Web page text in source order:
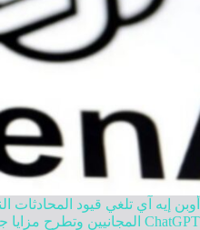
أوبن إيه آي تلغي قيود
ChatGPT المجانيين وتطرح مزايا جديدة